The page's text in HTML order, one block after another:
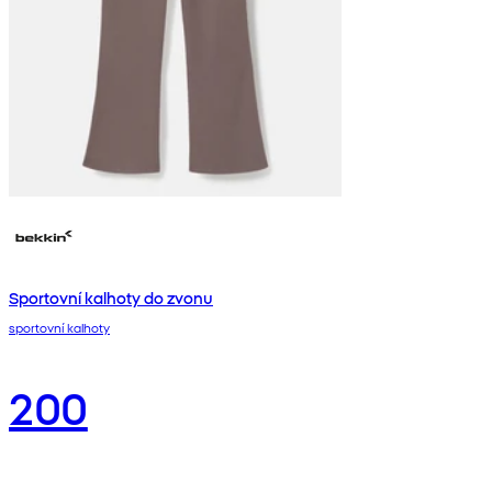
Sportovní kalhoty do zvonu
sportovní kalhoty
200